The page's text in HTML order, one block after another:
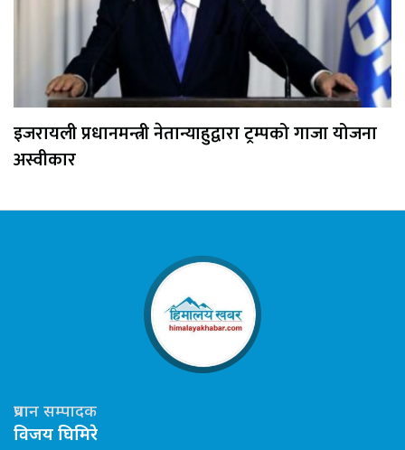
इजरायली प्रधानमन्त्री नेतान्याहुद्वारा ट्रम्पको गाजा योजना
अस्वीकार
प्रधान सम्पादक
विजय घिमिरे